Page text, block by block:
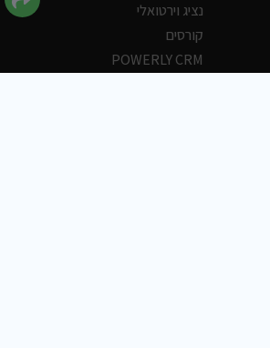
נציג וירטואלי
קורסים
POWERLY CRM